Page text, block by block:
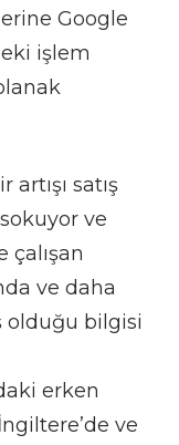
Google
işlem
satış
ve
çalışan
ve daha
olduğu bilgisi
erken
ve